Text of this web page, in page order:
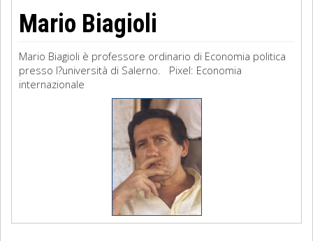
Mario Biagioli
Mario Biagioli è professore ordinario di Economia politica
presso l?università di Salerno. Pixel: Economia
internazionale